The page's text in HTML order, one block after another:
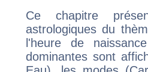
Ce chapitre
astrologiques du
l'heure de
dominantes sont